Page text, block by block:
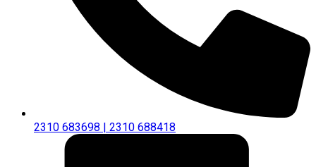
2310 683698 | 2310 688418